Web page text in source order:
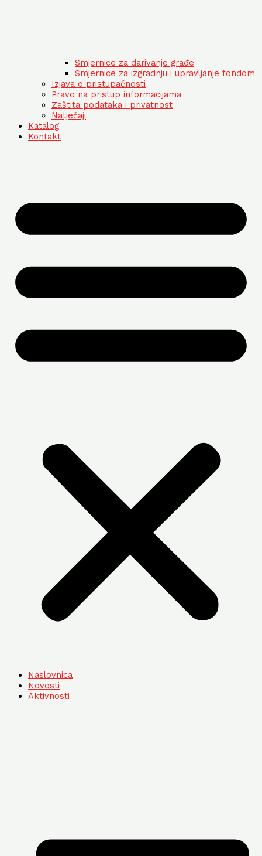
Smjernice za darivanje građe
Smjernice za izgradnju i upravljanje fondom
Izjava o pristupačnosti
Pravo na pristup informacijama
Zaštita podataka i privatnost
Natječaji
Katalog
Kontakt
Naslovnica
Novosti
Aktivnosti